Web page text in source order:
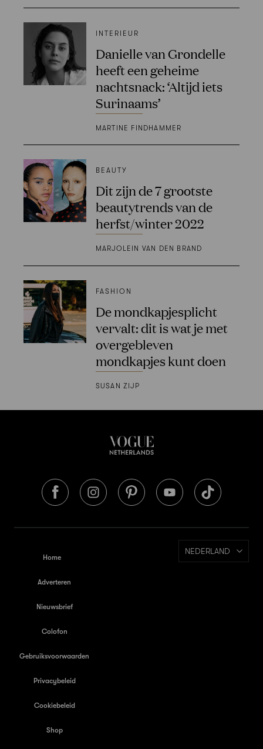
INTERIEUR
Danielle van Grondelle
heeft een geheime
nachtsnack: ‘Altijd iets
Surinaams’
MARTINE FINDHAMMER
BEAUTY
Dit zijn de 7 grootste
beautytrends van de
herfst/winter 2022
MARJOLEIN VAN DEN BRAND
FASHION
De mondkapjesplicht
vervalt: dit is wat je met
overgebleven
mondkapjes kunt doen
SUSAN ZIJP
Home
Adverteren
Nieuwsbrief
Colofon
Gebruiksvoorwaarden
Privacybeleid
Cookiebeleid
Shop
NEDERLAND